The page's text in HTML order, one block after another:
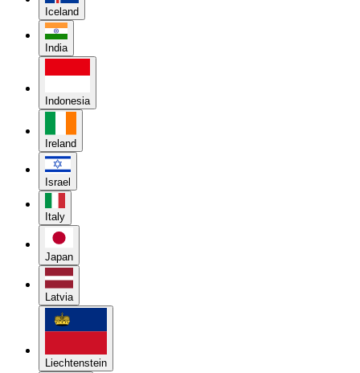
Iceland
India
Indonesia
Ireland
Israel
Italy
Japan
Latvia
Liechtenstein